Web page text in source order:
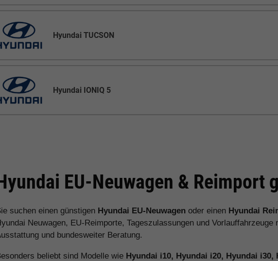
Hyundai TUCSON
Hyundai IONIQ 5
EU-Neuwagen & Reimport
suchen einen günstigen Hyundai EU-Neuwagen oder einen Hyundai
Neuwagen, EU-Reimporte, Tageszulassungen und
und bundesweiter Beratung.
beliebt sind Modelle wie Hyundai i10, Hyundai i20, Hyundai